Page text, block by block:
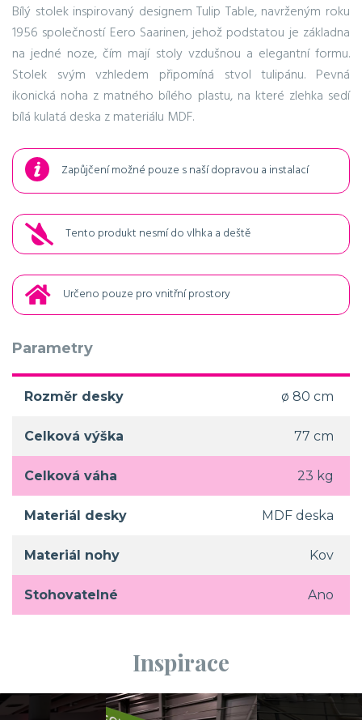
Bílý stolek inspirovaný designem Tulip Table, navrženým roku
1956 společností Eero Saarinen, jehož podstatou je základna
na jedné noze, čím mají stoly vzdušnou a elegantní formu.
Stolek svým vzhledem připomíná stvol tulipánu. Pevná
ikonická noha z matného bílého plastu, na které zlehka sedí
bílá kulatá deska z materiálu MDF.
Zapůjčení možné pouze s naší dopravou a instalací
Tento produkt nesmí do vlhka a deště
Určeno pouze pro vnitřní prostory
Parametry
Rozměr desky ø 80 cm
Celková výška 77 cm
Celková váha 23 kg
Materiál desky MDF deska
Materiál nohy Kov
Stohovatelné Ano
Inspirace